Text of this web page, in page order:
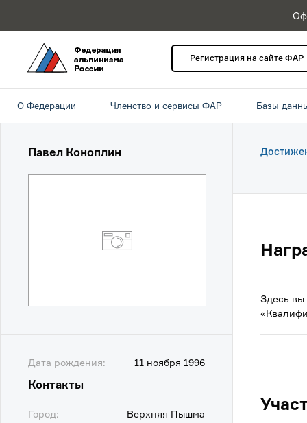
Регистрация на сайте ФАР
О Федерации Членство и сервисы ФАР Базы
Павел Коноплин
Дата рождения: 11 ноября 1996
Контакты
Город: Верхняя Пышма
Здесь вы